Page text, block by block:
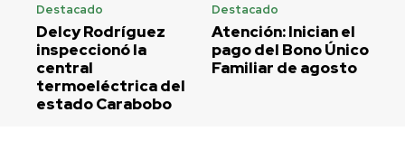
Destacado
Delcy Rodríguez
inspeccionó la
central
termoeléctrica del
estado Carabobo
Destacado
Atención: Inician el
pago del Bono Único
Familiar de agosto